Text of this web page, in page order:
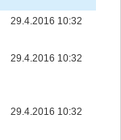
29.4.2016 10:32
29.4.2016 10:32
29.4.2016 10:32